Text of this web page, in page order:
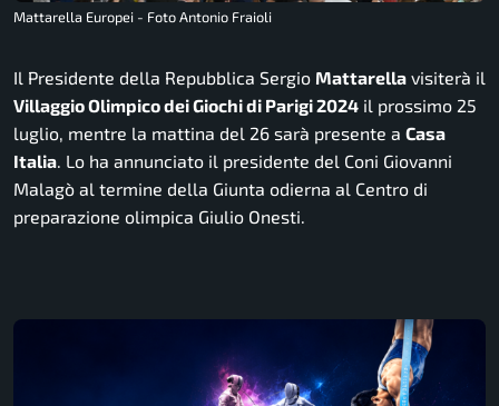
Mattarella Europei - Foto Antonio Fraioli
Il Presidente della Repubblica Sergio Mattarella visiterà il
Villaggio Olimpico dei Giochi di Parigi 2024 il prossimo 25
luglio, mentre la mattina del 26 sarà presente a Casa
Italia. Lo ha annunciato il presidente del Coni Giovanni
Malagò al termine della Giunta odierna al Centro di
preparazione olimpica Giulio Onesti.